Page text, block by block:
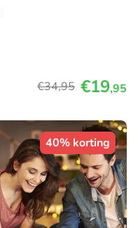
€34,95 €19,95
40% korting